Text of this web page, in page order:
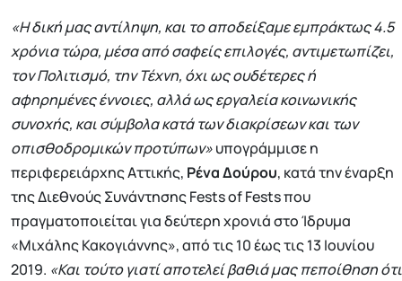
«Η δική μας αντίληψη, και το αποδείξαμε εμπράκτως 4.5
χρόνια τώρα, μέσα από σαφείς επιλογές, αντιμετωπίζει,
τον Πολιτισμό, την Τέχνη, όχι ως ουδέτερες ή
αφηρημένες έννοιες, αλλά ως εργαλεία κοινωνικής
συνοχής, και σύμβολα κατά των διακρίσεων και των
οπισθοδρομικών προτύπων»υπογράμμισε η
περιφερειάρχης Αττικής, Ρένα Δούρου, κατά την έναρξη
της Διεθνούς Συνάντησης Fests of Fests που
πραγματοποιείται για δεύτερη χρονιά στο Ίδρυμα
«Μιχάλης Κακογιάννης», από τις 10 έως τις 13 Ιουνίου
2019. «Και τούτο γιατί αποτελεί βαθιά μας πεποίθηση ότι